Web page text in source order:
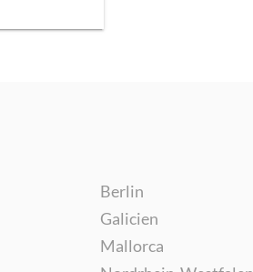
Berlin
Galicien
Mallorca